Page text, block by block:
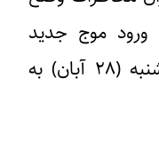
ورود موج جدید
بارش‌های سنگین از روز دوشنبه (۲۸ آبان) به